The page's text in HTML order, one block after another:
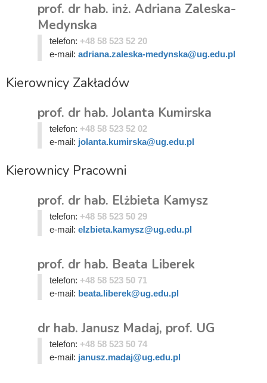
prof. dr hab. inż. Adriana Zaleska-
Medynska
telefon: +48 58 523 52 20
e-mail: adriana.zaleska-medynska@ug.edu.pl
Kierownicy Zakładów
prof. dr hab. Jolanta Kumirska
telefon: +48 58 523 52 02
e-mail: jolanta.kumirska@ug.edu.pl
Kierownicy Pracowni
prof. dr hab. Elżbieta Kamysz
telefon: +48 58 523 50 29
e-mail: elzbieta.kamysz@ug.edu.pl
prof. dr hab. Beata Liberek
telefon: +48 58 523 50 71
e-mail: beata.liberek@ug.edu.pl
dr hab. Janusz Madaj, prof. UG
telefon: +48 58 523 50 74
e-mail: janusz.madaj@ug.edu.pl